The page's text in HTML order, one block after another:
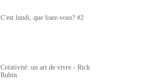
C'est lundi, que lisez-vous? #2
Créativité: un art de vivre - Rick
Rubin